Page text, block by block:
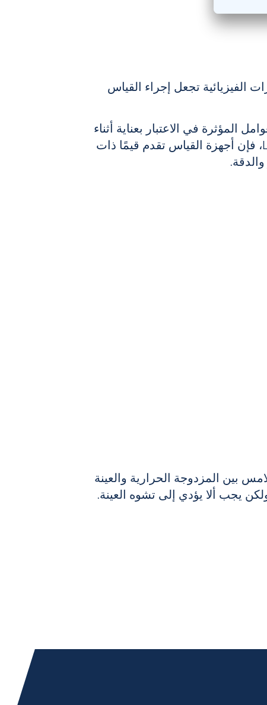
الفيزيائية تجعل إجراء القياس
المؤثرة في الاعتبار بعناية أثناء
تطوير منصة Linseis LSR، فإن أجهزة القياس تقدم قيمًا ذات
بين المزدوجة الحرارية والعينة
ولكن يجب ألا يؤدي إلى تشوه العينة.